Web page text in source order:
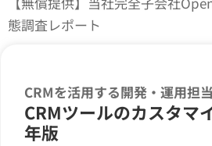
態調査レポート
CRMを活用する開発・運用担
CRMツールのカスタマ
年版